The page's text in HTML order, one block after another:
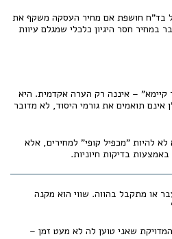
בד"ח חושפת אם מחיר העסקה משקף את
במחיר חסר היגיון כלכלי שמגלם עיוות
– איננה רק הערה אקדמית. היא
אינם תואמים את גורמי היסוד, לא מדובר
להיות "מכפיל קופי" למחירים, אלא
בדיקות חיוניות.
או מתקבל בהווה. שווי הוא מקנה
שאני טוען לה לא מעט זמן –